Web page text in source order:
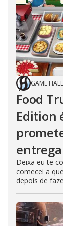
GAME HALL
Food
Edition
Deixa eu te
comecei a
depois de